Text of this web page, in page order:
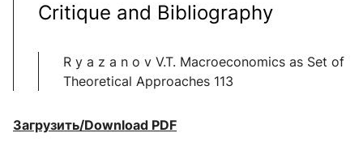
Critique and Bibliography
R y a z a n o v V.T. Macroeconomics as Set of
Theoretical Approaches 113
Загрузить/Download PDF